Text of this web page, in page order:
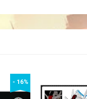
- 16%